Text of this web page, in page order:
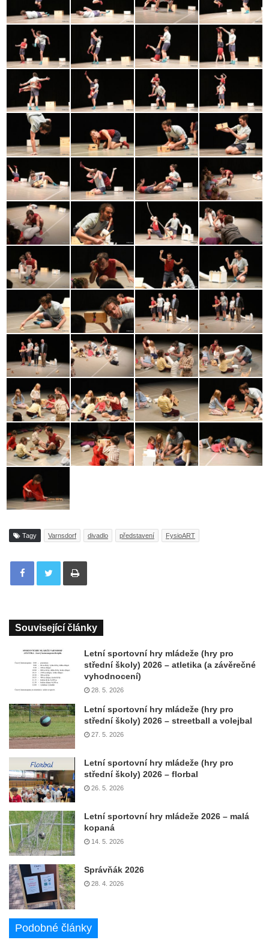
Tagy Varnsdorf divadlo představení FysioART
Tisknout
Související články
Letní sportovní hry mládeže (hry pro
střední školy) 2026 – atletika (a závěrečné
vyhodnocení)
28. 5. 2026
Letní sportovní hry mládeže (hry pro
střední školy) 2026 – streetball a volejbal
27. 5. 2026
Letní sportovní hry mládeže (hry pro
střední školy) 2026 – florbal
26. 5. 2026
Letní sportovní hry mládeže 2026 – malá
kopaná
14. 5. 2026
Správňák 2026
28. 4. 2026
Podobné články